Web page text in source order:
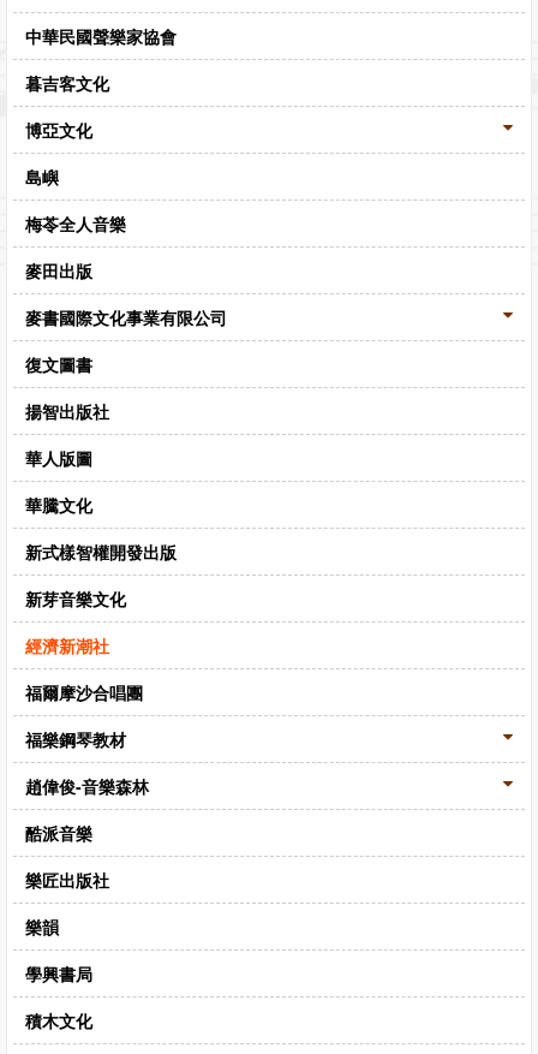
中華民國聲樂家協會
暮吉客文化
博亞文化
島嶼
梅苓全人音樂
麥田出版
麥書國際文化事業有限公司
復文圖書
揚智出版社
華人版圖
華騰文化
新式樣智權開發出版
新芽音樂文化
經濟新潮社
福爾摩沙合唱團
福樂鋼琴教材
趙偉俊-音樂森林
酷派音樂
樂匠出版社
樂韻
學興書局
積木文化